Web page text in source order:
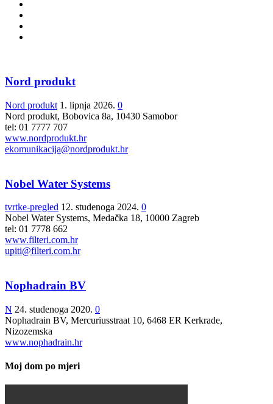
Nord produkt
Nord produkt 1. lipnja 2026. 0
Nord produkt, Bobovica 8a, 10430 Samobor
tel: 01 7777 707
www.nordprodukt.hr
ekomunikacija@nordprodukt.hr
Nobel Water Systems
tvrtke-pregled 12. studenoga 2024. 0
Nobel Water Systems, Medačka 18, 10000 Zagreb
tel: 01 7778 662
www.filteri.com.hr
upiti@filteri.com.hr
Nophadrain BV
N 24. studenoga 2020. 0
Nophadrain BV, Mercuriusstraat 10, 6468 ER Kerkrade,
Nizozemska
www.nophadrain.hr
Moj dom po mjeri